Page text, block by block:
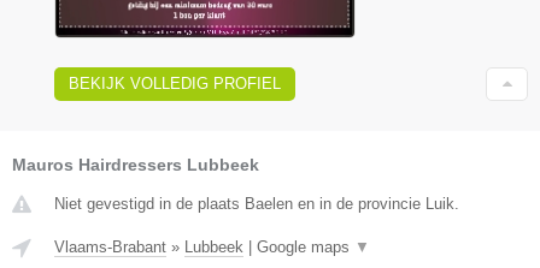
BEKIJK VOLLEDIG PROFIEL
Mauros Hairdressers Lubbeek
Niet gevestigd in de plaats Baelen en in de provincie Luik.
Vlaams-Brabant » Lubbeek Google maps ▼